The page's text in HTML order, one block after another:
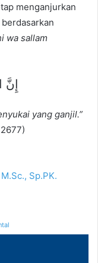
menganjurkan
wa sallam
إِنَّ
yang ganjil.”
Sp.PK.